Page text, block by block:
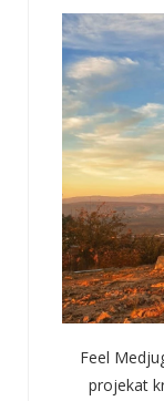
Feel
projekat